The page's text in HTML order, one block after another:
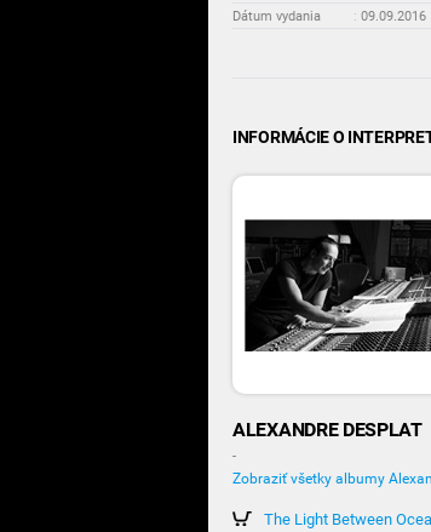
Dátum vydania
: 09.09.2016
INFORMÁCIE O
ALEXANDRE DESPLAT
-
Zobraziť všetky albumy
The Light Between